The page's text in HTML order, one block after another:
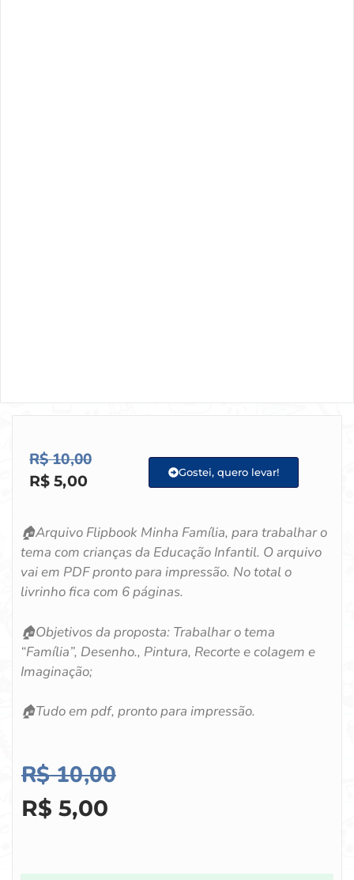
R$10,00
R$ 5,00 Gostei, quero levar!
🏠Arquivo Flipbook Minha Família, para trabalhar o
tema com crianças da Educação Infantil. O arquivo
vai em PDF pronto para impressão. No total o
livrinho fica com 6 páginas.
🏠Objetivos da proposta: Trabalhar o tema
“Família”, Desenho., Pintura, Recorte e colagem e
Imaginação;
🏠Tudo em pdf, pronto para impressão.
R$10,00
R$ 5,00